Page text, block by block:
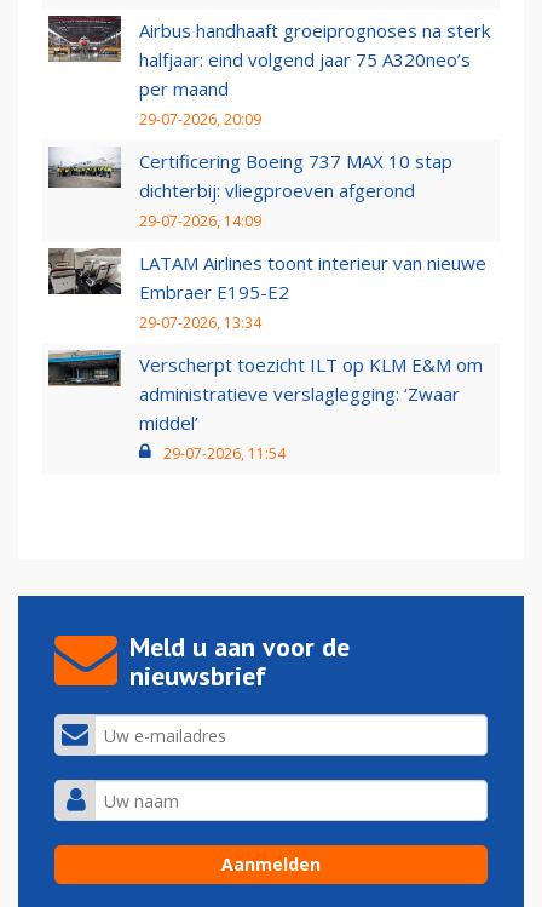
Airbus handhaaft groeiprognoses na sterk
halfjaar: eind volgend jaar 75 A320neo’s
per maand
29-07-2026, 20:09
Certificering Boeing 737 MAX 10 stap
dichterbij: vliegproeven afgerond
29-07-2026, 14:09
LATAM Airlines toont interieur van nieuwe
Embraer E195-E2
29-07-2026, 13:34
Verscherpt toezicht ILT op KLM E&M om
administratieve verslaglegging: ‘Zwaar
middel’
29-07-2026, 11:54
Meld u aan voor de
nieuwsbrief